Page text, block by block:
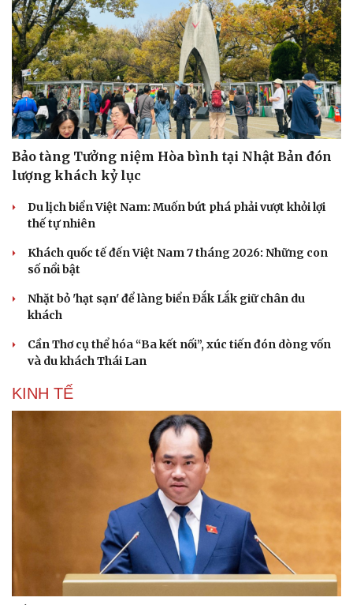
Bảo tàng Tưởng niệm Hòa bình tại Nhật Bản đón
lượng khách kỷ lục
Du lịch biển Việt Nam: Muốn bứt phá phải vượt khỏi lợi
thế tự nhiên
Khách quốc tế đến Việt Nam 7 tháng 2026: Những con
số nổi bật
Nhặt bỏ 'hạt sạn' để làng biển Đắk Lắk giữ chân du
khách
Cần Thơ cụ thể hóa “Ba kết nối”, xúc tiến đón dòng vốn
và du khách Thái Lan
KINH TẾ